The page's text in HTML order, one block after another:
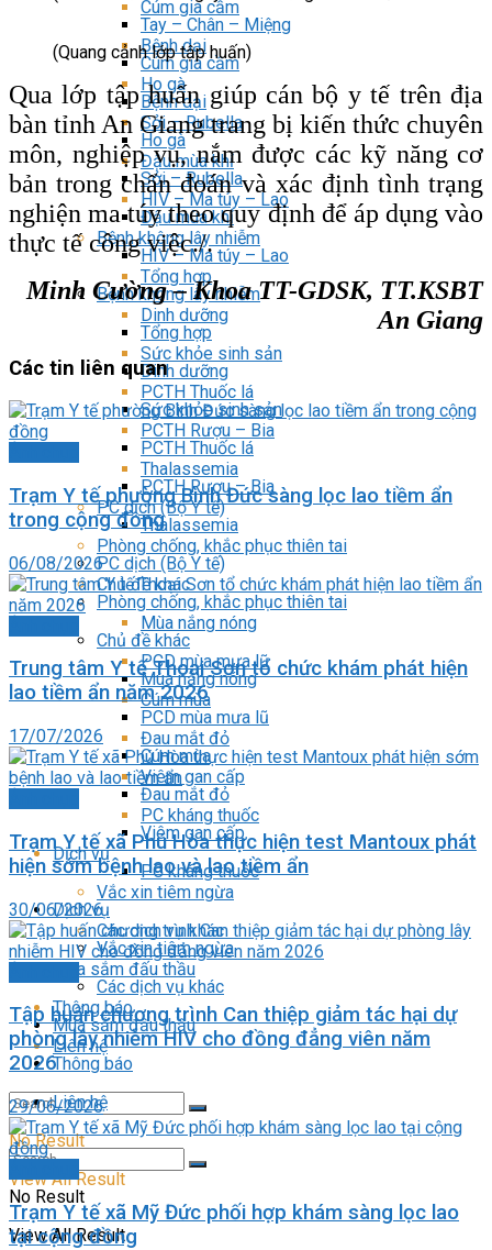
Cúm gia cầm
Bệnh dại
Ho gà
Sởi – Rubella
Đậu mùa khỉ
HIV – Ma túy – Lao
Bệnh không lây nhiễm
Tổng hợp
Dinh dưỡng
Sức khỏe sinh sản
PCTH Thuốc lá
PCTH Rượu – Bia
Thalassemia
PC dịch (Bộ Y tế)
Phòng chống, khắc phục thiên tai
Chủ đề khác
Mùa nắng nóng
PCD mùa mưa lũ
Cúm mùa
Đau mắt đỏ
Viêm gan cấp
PC kháng thuốc
Dịch vụ
Vắc xin tiêm ngừa
Các dịch vụ khác
Mua sắm đấu thầu
Thông báo
Liên hệ
No Result
View All Result
Tay – Chân – Miệng
Cúm gia cầm
Bệnh dại
Ho gà
Sởi – Rubella
Đậu mùa khỉ
HIV – Ma túy – Lao
Bệnh không lây nhiễm
Tổng hợp
Dinh dưỡng
Sức khỏe sinh sản
PCTH Thuốc lá
PCTH Rượu – Bia
Thalassemia
PC dịch (Bộ Y tế)
Phòng chống, khắc phục thiên tai
Chủ đề khác
Mùa nắng nóng
PCD mùa mưa lũ
Cúm mùa
Đau mắt đỏ
Viêm gan cấp
PC kháng thuốc
Dịch vụ
Vắc xin tiêm ngừa
Các dịch vụ khác
Mua sắm đấu thầu
Thông báo
Liên hệ
No Result
View All Result
(Quang cảnh lớp tập huấn)
Qua lớp tập huấn giúp cán bộ y tế trên địa
bàn tỉnh An Giang trang bị kiến thức chuyên
môn, nghiệp vụ, nắm được các kỹ năng cơ
bản trong chẩn đoán và xác định tình trạng
nghiện ma túy theo quy định để áp dụng vào
thực tế công việc./.
Minh Cường –Khoa TT-GDSK, TT.KSBT
An Giang
Các tin liên quan
Trạm Y tế phường Bình Đức sàng lọc lao tiềm ẩn
trong cộng đồng
06/08/2026
Trung tâm Y tế Thoại Sơn tổ chức khám phát hiện
lao tiềm ẩn năm 2026
17/07/2026
Trạm Y tế xã Phú Hòa thực hiện test Mantoux phát
hiện sớm bệnh lao và lao tiềm ẩn
30/06/2026
Tập huấn chương trình Can thiệp giảm tác hại dự
phòng lây nhiễm HIV cho đồng đẳng viên năm
2026
29/06/2026
Trạm Y tế xã Mỹ Đức phối hợp khám sàng lọc lao
tại cộng đồng